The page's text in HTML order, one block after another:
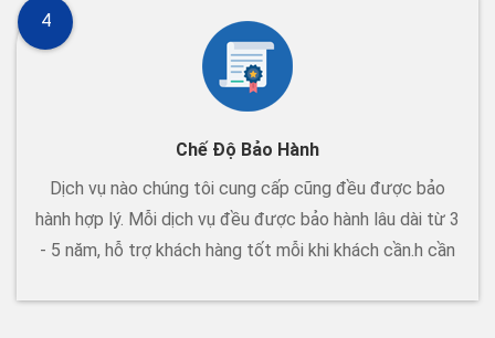
Chế Độ Bảo Hành
Dịch vụ nào chúng tôi cung cấp cũng đều được bảo
hành hợp lý. Mỗi dịch vụ đều được bảo hành lâu dài từ 3
- 5 năm, hỗ trợ khách hàng tốt mỗi khi khách cần.h cần
4